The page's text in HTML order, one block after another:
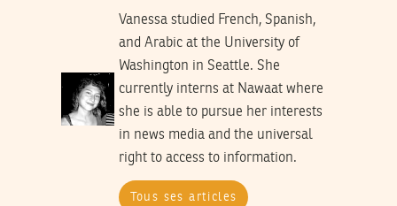
Vanessa studied French, Spanish,
and Arabic at the University of
Washington in Seattle. She
currently interns at Nawaat where
she is able to pursue her interests
in news media and the universal
right to access to information.
Tous ses articles